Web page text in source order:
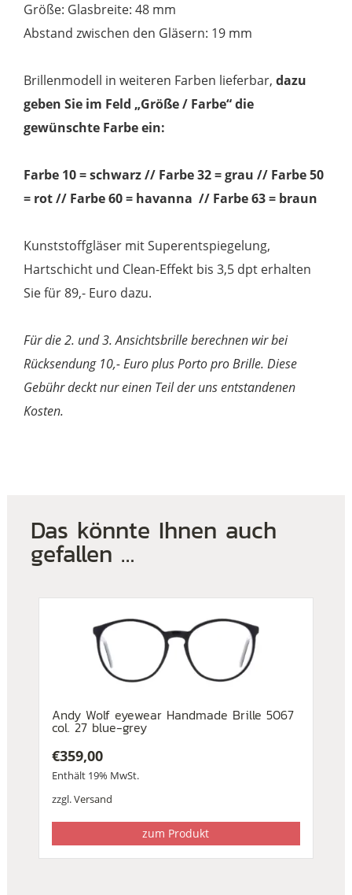
Größe: Glasbreite: 48 mm
Abstand zwischen den Gläsern: 19 mm
Brillenmodell in weiteren Farben lieferbar,dazu
geben Sie im Feld „Größe / Farbe“ die
gewünschte Farbe ein:
Farbe 10 = schwarz // Farbe 32 = grau // Farbe 50
= rot // Farbe 60 = havanna // Farbe 63 = braun
Kunststoffgläser mit Superentspiegelung,
Hartschicht und Clean-Effekt bis 3,5 dpt erhalten
Sie für 89,- Euro dazu.
Für die 2. und 3. Ansichtsbrille berechnen wir bei
Rücksendung 10,- Euro plus Porto pro Brille. Diese
Gebühr deckt nur einen Teil der uns entstandenen
Kosten.
Das könnte Ihnen auch
gefallen …
Andy Wolf eyewear Handmade Brille 5067
col. 27 blue-grey
€359,00
Enthält 19% MwSt.
zzgl.Versand
zum Produkt